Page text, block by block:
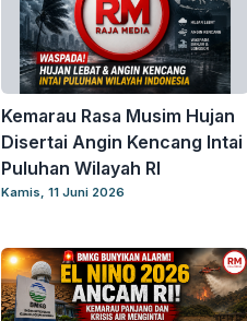
Kemarau Rasa Musim Hujan
Disertai Angin Kencang Intai
Puluhan Wilayah RI
Kamis, 11 Juni 2026